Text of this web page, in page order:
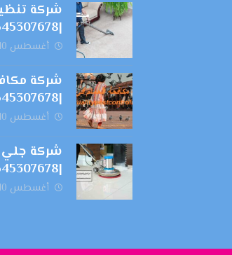
شركة
|0545307678| الهلال الذهبي
أغسطس 10, 2024
شركة
|0545307678| طارد الطيور
أغسطس 10, 2024
شركة جلي
|0545307678
أغسطس 10, 2024